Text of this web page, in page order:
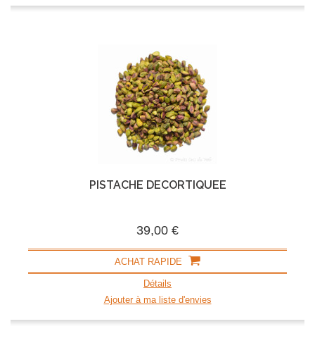
PISTACHE DÉCORTIQUÉE
39,00 €
ACHAT RAPIDE
Détails
Ajouter à ma liste d'envies